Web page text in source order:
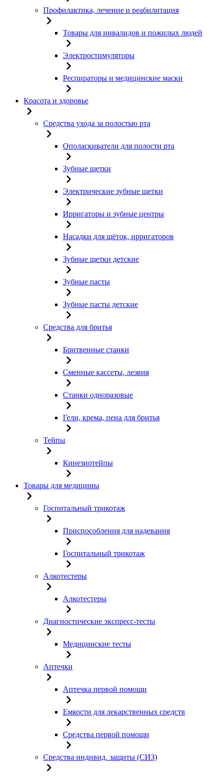
Профилактика, лечение и реабилитация
Товары для инвалидов и пожилых людей
Электростимуляторы
Респираторы и медицинские маски
Красота и здоровье
Средства ухода за полостью рта
Ополаскиватели для полости рта
Зубные щетки
Электрические зубные щетки
Ирригаторы и зубные центры
Насадки для щёток, ирригаторов
Зубные щетки детские
Зубные пасты
Зубные пасты детские
Средства для бритья
Бритвенные станки
Сменные кассеты, лезвия
Станки одноразовые
Гели, крема, пена для бритья
Тейпы
Кинезиотейпы
Товары для медицины
Госпитальный трикотаж
Приспособления для надевания
Госпитальный трикотаж
Алкотестеры
Алкотестеры
Диагностические экспресс-тесты
Медицинские тесты
Аптечки
Аптечка первой помощи
Емкости для лекарственных средств
Средства первой помощи
Средства индивид. защиты (СИЗ)